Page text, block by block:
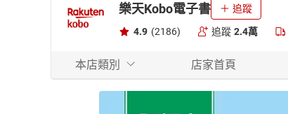
樂天Kobo電子書 追蹤
4.9 (2186) 追蹤 2.4萬
本店類別 店家首頁